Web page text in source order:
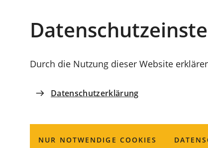
Durch die Nutzung dieser Website
Datenschutzerklärung
NUR NOTWENDIGE COOKIES
Coburg
BAUSTELLE
Judenberg